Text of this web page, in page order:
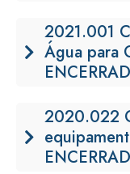
2021.001
Água para
2020.022